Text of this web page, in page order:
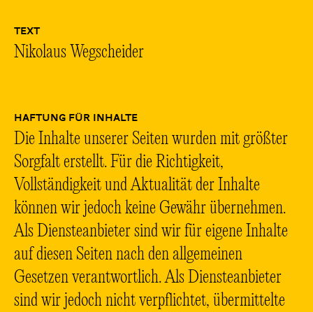
TEXT
Nikolaus Wegscheider
HAFTUNG FÜR INHALTE
Die Inhalte unserer Seiten wurden mit größter
Sorgfalt erstellt. Für die Richtigkeit,
Vollständigkeit und Aktualität der Inhalte
können wir jedoch keine Gewähr übernehmen.
Als Diensteanbieter sind wir für eigene Inhalte
auf diesen Seiten nach den allgemeinen
Gesetzen verantwortlich. Als Diensteanbieter
sind wir jedoch nicht verpflichtet, übermittelte